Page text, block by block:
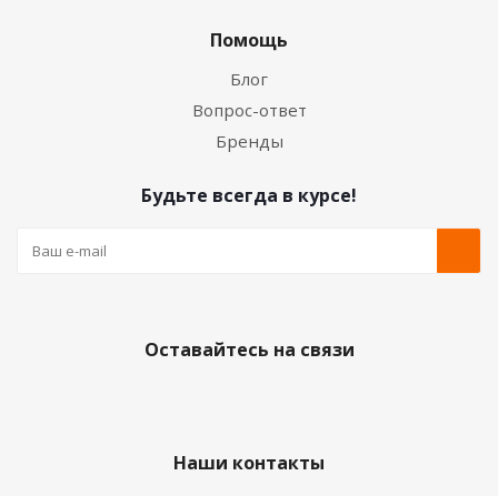
Помощь
Блог
Вопрос-ответ
Бренды
Будьте всегда в курсе!
Оставайтесь на связи
Наши контакты